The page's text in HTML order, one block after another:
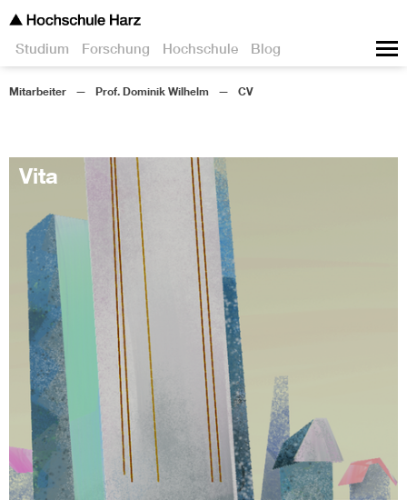
Studium Forschung Hochschule Blog
Mitarbeiter Prof. Dominik Wilhelm CV
Vita